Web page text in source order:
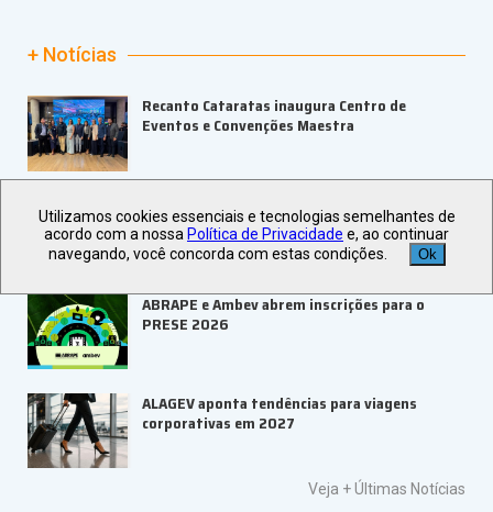
+ Notícias
Recanto Cataratas inaugura Centro de
Eventos e Convenções Maestra
Go Dream completa um ano de parceria com a
Bilheteria Digital
ABRAPE e Ambev abrem inscrições para o
PRESE 2026
ALAGEV aponta tendências para viagens
corporativas em 2027
Veja +Últimas Notícias
Utilizamos cookies essenciais e tecnologias semelhantes de
acordo com a nossa Política de Privacidade e, ao continuar
navegando, você concorda com estas condições.
Ok